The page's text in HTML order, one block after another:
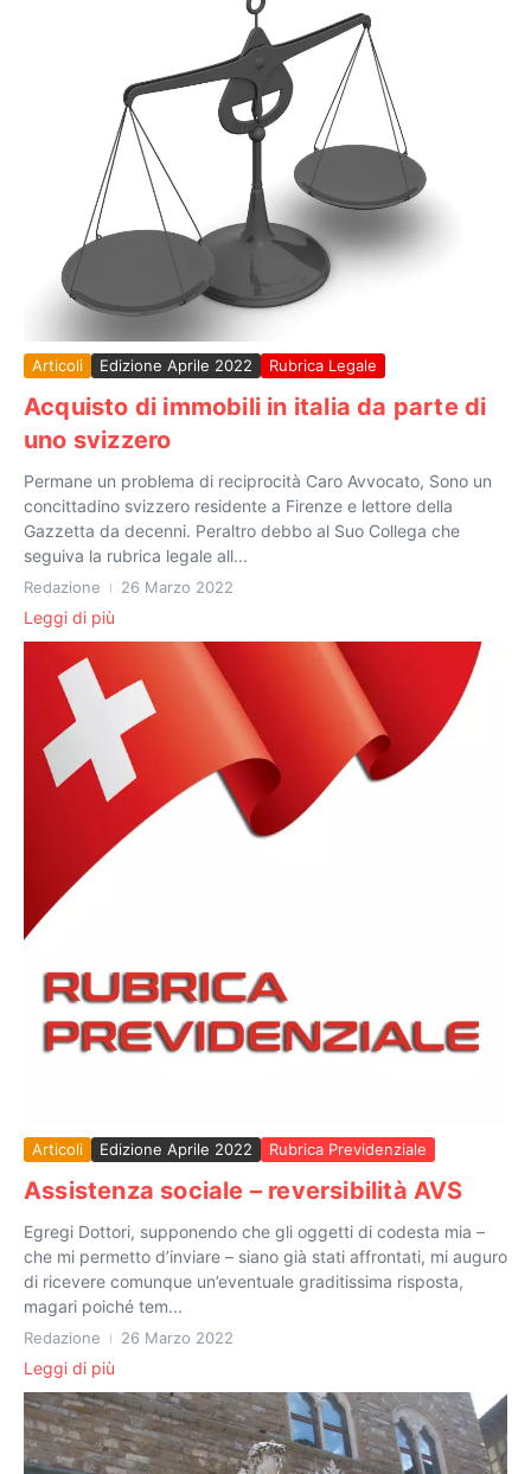
Articoli Edizione Aprile 2022 Rubrica Legale
Acquisto di immobili in italia da parte di
uno svizzero
Permane un problema di reciprocità Caro Avvocato, Sono un
concittadino svizzero residente a Firenze e lettore della
Gazzetta da decenni. Peraltro debbo al Suo Collega che
seguiva la rubrica legale all...
Redazione 26 Marzo 2022
Leggi di più
Articoli Edizione Aprile 2022 Rubrica Previdenziale
Assistenza sociale – reversibilità AVS
Egregi Dottori, supponendo che gli oggetti di codesta mia –
che mi permetto d’inviare – siano già stati affrontati, mi auguro
di ricevere comunque un’eventuale graditissima risposta,
magari poiché tem...
Redazione 26 Marzo 2022
Leggi di più